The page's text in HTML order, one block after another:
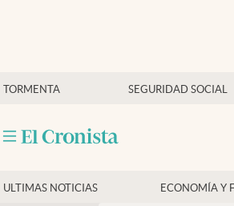
TORMENTA SEGURIDAD SOCIAL
Economía y finanzas
Criptomonedas
ULTIMAS NOTICIAS ECONOMÍA Y